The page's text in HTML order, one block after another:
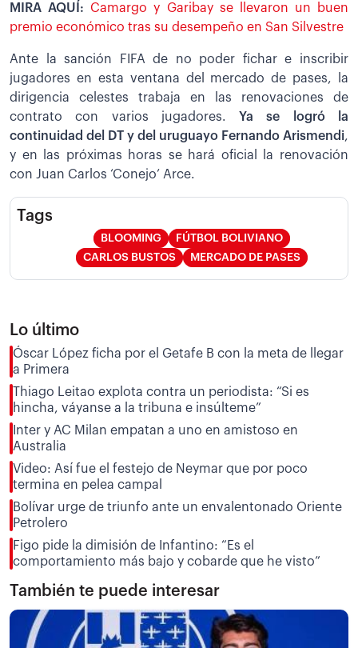
MIRA AQUÍ: Camargo y Garibay se llevaron un buen
premio económico tras su desempeño en San Silvestre
Ante la sanción FIFA de no poder fichar e inscribir
jugadores en esta ventana del mercado de pases, la
dirigencia celestes trabaja en las renovaciones de
contrato con varios jugadores. Ya se logró la
continuidad del DT y del uruguayo Fernando Arismendi,
y en las próximas horas se hará oficial la renovación
con Juan Carlos ‘Conejo’ Arce.
Tags
BLOOMING
FÚTBOL BOLIVIANO
CARLOS BUSTOS
MERCADO DE PASES
Lo último
Óscar López ficha por el Getafe B con la meta de llegar
a Primera
Thiago Leitao explota contra un periodista: “Si es
hincha, váyanse a la tribuna e insúlteme”
Inter y AC Milan empatan a uno en amistoso en
Australia
Video: Así fue el festejo de Neymar que por poco
termina en pelea campal
Bolívar urge de triunfo ante un envalentonado Oriente
Petrolero
Figo pide la dimisión de Infantino: “Es el
comportamiento más bajo y cobarde que he visto”
También te puede interesar